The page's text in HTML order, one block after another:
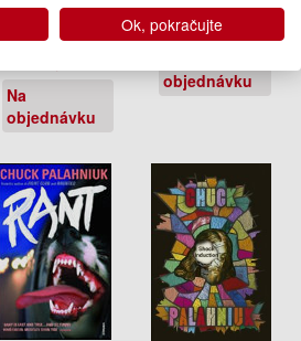
Chuck
Palahniuk
Na
objednávku
10.99 €
objednávku
Ok, pokračujte